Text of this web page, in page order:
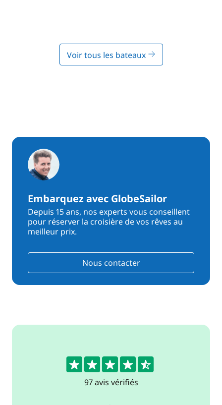
Voir tous les bateaux
Embarquez avec GlobeSailor
Depuis 15 ans, nos experts vous conseillent
pour réserver la croisière de vos rêves au
meilleur prix.
Nous contacter
4.6
97 avis vérifiés